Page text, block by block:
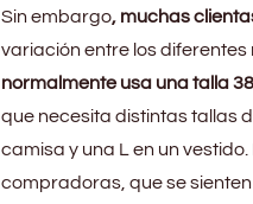
Sin embargo, muchas
variación entre los diferentes
normalmente usa una talla
que necesita distintas tallas
camisa y una L en un
compradoras, que se